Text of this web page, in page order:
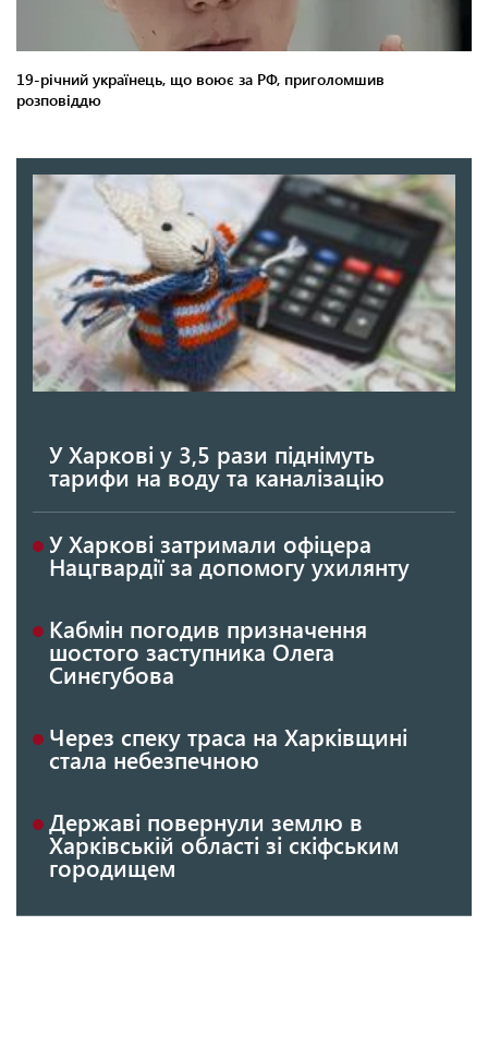
У Харкові у 3,5 рази піднімуть
тарифи на воду та каналізацію
У Харкові затримали офіцера
Нацгвардії за допомогу ухилянту
Кабмін погодив призначення
шостого заступника Олега
Синєгубова
Через спеку траса на Харківщині
стала небезпечною
Державі повернули землю в
Харківській області зі скіфським
городищем